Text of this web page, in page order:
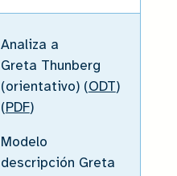
Analiza a
Greta Thunberg
(orientativo) (ODT)
(PDF)
Modelo
descripción Greta